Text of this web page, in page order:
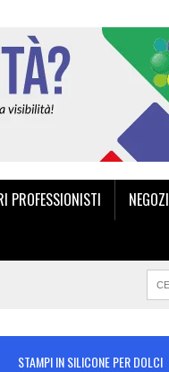
PROFESSIONISTI NEGOZI
STAMPI IN SILICONE PER DOLCI